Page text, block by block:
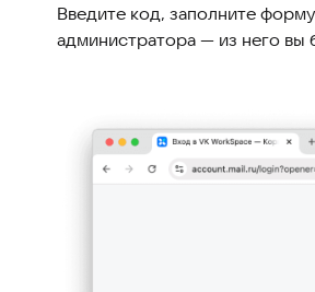
Введите код, заполните
администратора — из него вы